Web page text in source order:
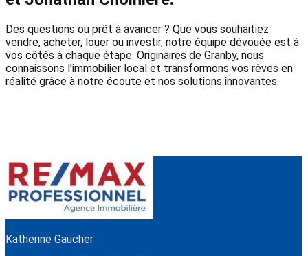
Des questions ou prêt à avancer ? Que vous souhaitiez
vendre, acheter, louer ou investir, notre équipe dévouée est à
vos côtés à chaque étape. Originaires de Granby, nous
connaissons l'immobilier local et transformons vos rêves en
réalité grâce à notre écoute et nos solutions innovantes.
Katherine Gaucher